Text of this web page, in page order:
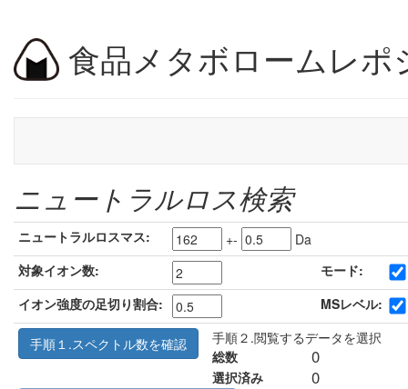
食品メタボロームレポ
ニュートラルロス検索
ニュートラルロスマス: +-
Da
対象イオン数:
モード:
イオン強度の足切り割合:
MSレベル:
手順１.スペクトル数を確認
手順２.閲覧するデータを選択
総数
0
選択済み 0